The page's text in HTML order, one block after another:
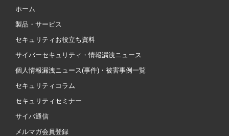
ホーム
製品・サービス
セキュリティお役立ち資料
サイバーセキュリティ・情報漏洩ニュース
個人情報漏洩ニュース(事件)・被害事例一覧
セキュリティコラム
セキュリティセミナー
サイバ通信
メルマガ会員登録